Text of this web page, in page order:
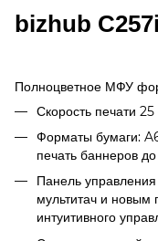
bizhub C257i
Полноцветное МФУ
Скорость печати
Форматы бумаги:
печать баннеров
Панель
мультитач и новым
интуитивного